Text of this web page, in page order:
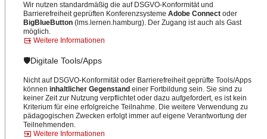
Wir nutzen standardmäßig die auf DSGVO-Konformität und
Barrierefreiheit geprüften Konferenzsysteme Adobe Connect oder
BigBlueButton (lms.lernen.hamburg). Der Zugang ist auch als Gast
möglich.
Weitere Informationen
🛡️Digitale Tools/Apps
Nicht auf DSGVO-Konformität oder Barrierefreiheit geprüfte Tools/Apps
können inhaltlicher Gegenstand einer Fortbildung sein. Sie sind zu
keiner Zeit zur Nutzung verpflichtet oder dazu aufgefordert, es ist kein
Kriterium für eine erfolgreiche Teilnahme. Die weitere Verwendung zu
pädagogischen Zwecken erfolgt immer auf eigene Verantwortung der
Teilnehmenden.
Weitere Informationen